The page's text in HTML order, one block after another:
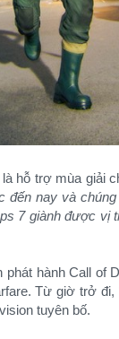
hỗ trợ mùa giải
đến nay và
7 giành được vị
hành Call of
Từ giờ trở đi,
tuyên bố.